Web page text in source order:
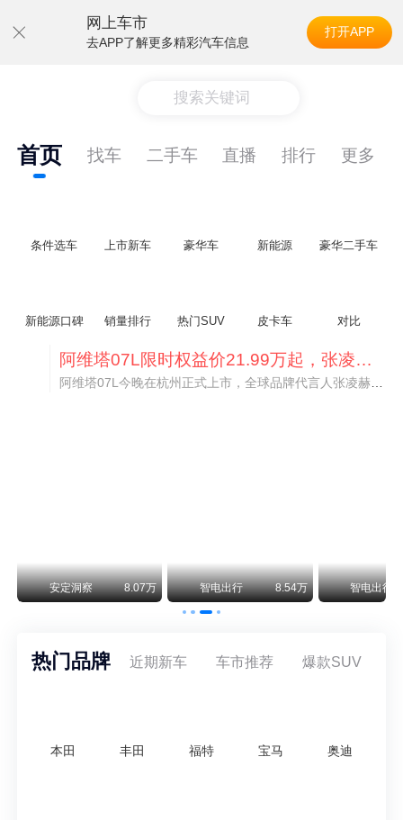
网上车市
去APP了解更多精彩汽车信息
打开APP
搜索关键词
首页 找车 二手车 直播 排行 更多
条件选车 上市新车 豪华车 新能源 豪华二手车
新能源口碑 销量排行 热门SUV 皮卡车 对比
阿维塔07L限时权益价21.99万起，张凌赫成首位车主
阿维塔07L今晚在杭州正式上市，全球品牌代言人张凌赫现场提车，成为这台车的第一位主人。三个版本：Elite纯电版22.99万，Max+后驱纯电版24.99万，Ultra三电机四驱版27.99万。
安定洞察 8.07万 智电出行 8.54万 智电出行
热门品牌 近期新车 车市推荐 爆款SUV
本田 丰田 福特 宝马 奥迪